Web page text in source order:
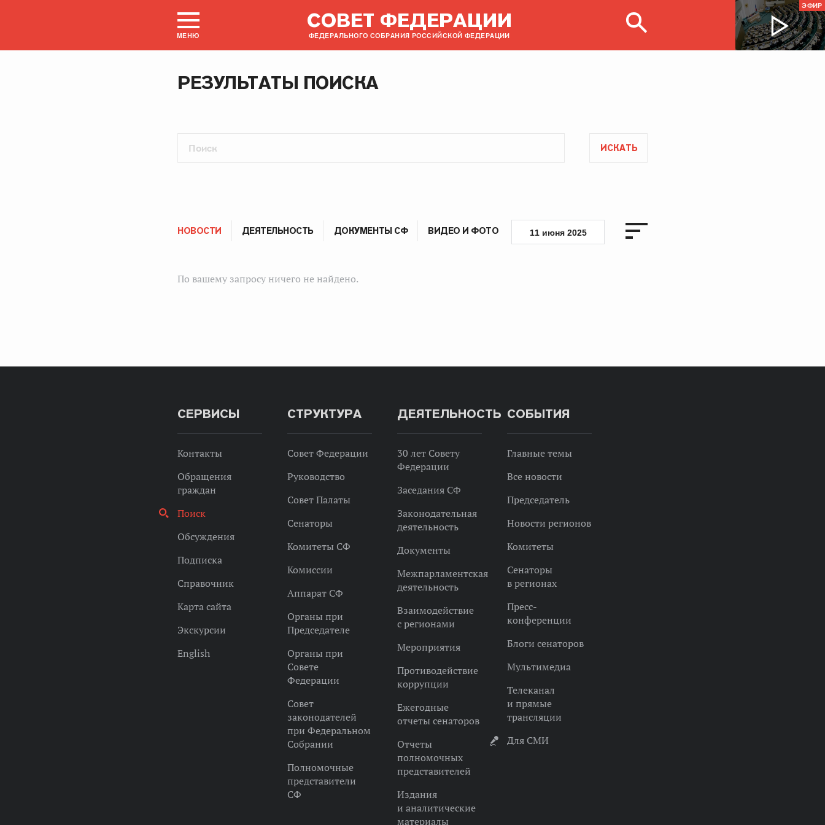
МЕНЮ
СОВЕТ ФЕДЕРАЦИИ
ФЕДЕРАЛЬНОГО СОБРАНИЯ РОССИЙСКОЙ ФЕДЕРАЦИИ
ЭФИР
РЕЗУЛЬТАТЫ ПОИСКА
ИСКАТЬ
НОВОСТИ ДЕЯТЕЛЬНОСТЬ ДОКУМЕНТЫ СФ ВИДЕО И ФОТО 11 июня 2025
По вашему запросу ничего не найдено.
СЕРВИСЫ
Контакты
Обращения
граждан
Поиск
Обсуждения
Подписка
Справочник
Карта сайта
Экскурсии
English
СТРУКТУРА
Совет Федерации
Руководство
Совет Палаты
Сенаторы
Комитеты СФ
Комиссии
Аппарат СФ
Органы при
Председателе
Органы при
Совете
Федерации
Совет
законодателей
при Федеральном
Собрании
Полномочные
представители
СФ
ДЕЯТЕЛЬНОСТЬ
30 лет Совету
Федерации
Заседания СФ
Законодательная
деятельность
Документы
Межпарламентская
деятельность
Взаимодействие
с регионами
Мероприятия
Противодействие
коррупции
Ежегодные
отчеты сенаторов
Отчеты
полномочных
представителей
Издания
и аналитические
материалы
СОБЫТИЯ
Главные темы
Все новости
Председатель
Новости регионов
Комитеты
Сенаторы
в регионах
Пресс-
конференции
Блоги сенаторов
Мультимедиа
Телеканал
и прямые
трансляции
Для СМИ